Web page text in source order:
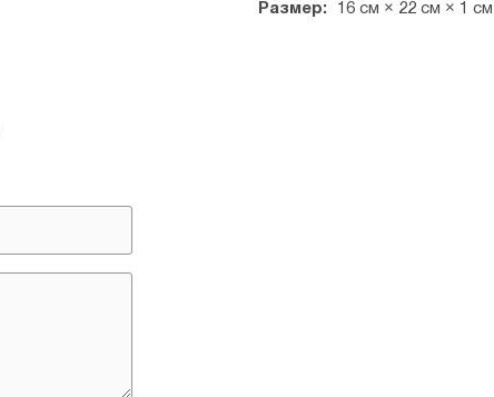
Размер: 16 см × 22 см × 1 см